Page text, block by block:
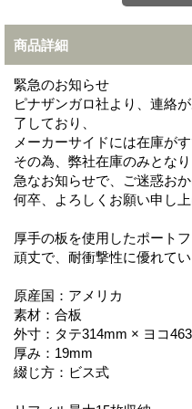
商品詳細
緊急のお知らせ
ピナザンガロ社より、連絡
了しており、
メーカーサイドには在庫が
その為、弊社在庫のみとなり
急なお知らせで、ご迷惑お
何卒、よろしくお願い申し上
厚手の板を使用したポート
頑丈で、耐衝撃性に優れてい
原産国：アメリカ
素材：合板
外寸：タテ314mm × ヨコ
厚み：19mm
綴じ方：ビス式